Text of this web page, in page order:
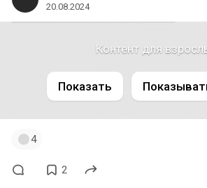
20.08.2024
Контент для
Показать
4
2